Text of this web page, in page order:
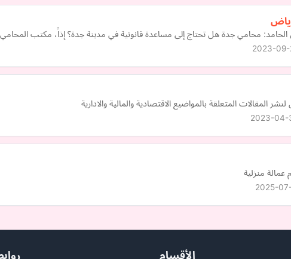
محامي جدة هل تحتاج إلى مساعدة قانونية في مدينة جدة؟ إذاً، مكتب
2023-09-
المقالات المتعلقة بالمواضيع الاقتصادية والمالية والادارية
2023-04-
منزلية
2025-
الأقسام